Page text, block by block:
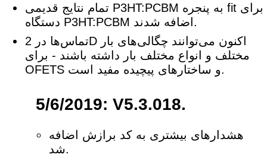
تمام نتایج قدیمی P3HT:PCBM به پنجره fit برای
دستگاه P3HT:PCBM اضافه شدند.
تماس‌ها در 2D اکنون می‌توانند چگالی‌های بار
مختلف و انواع مختلف بار داشته باشند - برای
OFETS و ساختارهای پیچیده مفید است.
5/6/2019: V5.3.018.
هشدارهای بیشتری به کد برازش اضافه
شد.